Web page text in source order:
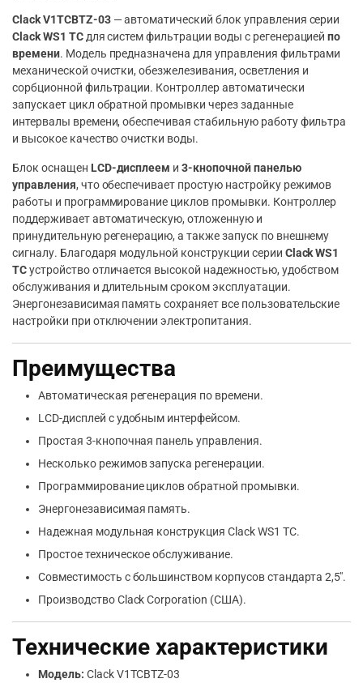
Clack V1TCBTZ-03— автоматический блок управления серии
Clack WS1 TCдля систем фильтрации воды с регенерациейпо
времени. Модель предназначена для управления фильтрами
механической очистки, обезжелезивания, осветления и
сорбционной фильтрации. Контроллер автоматически
запускает цикл обратной промывки через заданные
интервалы времени, обеспечивая стабильную работу фильтра
и высокое качество очистки воды.
Блок оснащен LCD-дисплеем и3-кнопочной панелью
управления, что обеспечивает простую настройку режимов
работы и программирование циклов промывки. Контроллер
поддерживает автоматическую, отложенную и
принудительную регенерацию, а также запуск по внешнему
сигналу. Благодаря модульной конструкции серии Clack WS1
TCустройство отличается высокой надежностью, удобством
обслуживания и длительным сроком эксплуатации.
Энергонезависимая память сохраняет все пользовательские
настройки при отключении электропитания.
Преимущества
Автоматическая регенерация по времени.
LCD-дисплей с удобным интерфейсом.
Простая 3-кнопочная панель управления.
Несколько режимов запуска регенерации.
Программирование циклов обратной промывки.
Энергонезависимая память.
Надежная модульная конструкция Clack WS1 TC.
Простое техническое обслуживание.
Совместимость с большинством корпусов стандарта 2,5″.
Производство Clack Corporation (США).
Технические характеристики
Модель: Clack V1TCBTZ-03